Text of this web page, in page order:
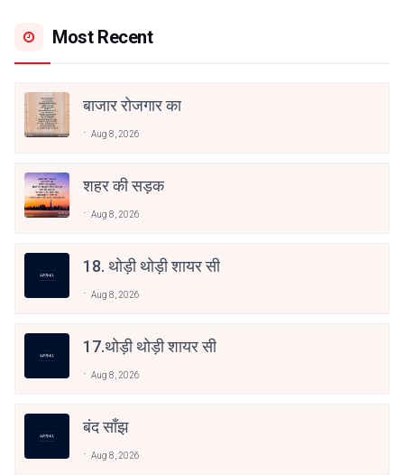
Most Recent
बाजार रोजगार का
Aug 8, 2026
शहर की सड़क
Aug 8, 2026
18. थोड़ी थोड़ी शायर सी
Aug 8, 2026
17.थोड़ी थोड़ी शायर सी
Aug 8, 2026
बंद साँझ
Aug 8, 2026